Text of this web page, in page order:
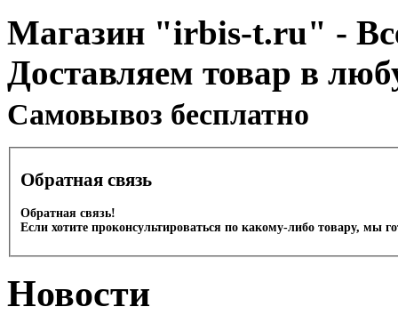
Магазин "irbis-t.ru" -
Доставляем товар в
Cамовывоз бесплатно
Обратная связь
Обратная связь!
Если хотите проконсультироваться по какому-либо товару, мы
Новости